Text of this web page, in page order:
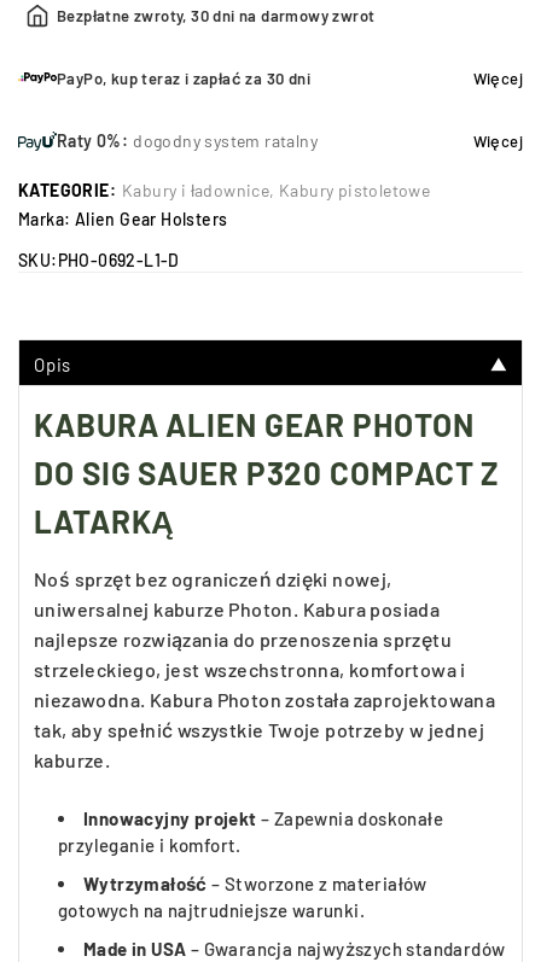
Bezpłatne zwroty, 30 dni na darmowy zwrot
PayPo, kup teraz i zapłać za 30 dni Więcej
Raty 0%: dogodny system ratalny Więcej
KATEGORIE: Kabury i ładownice, Kabury pistoletowe
Marka: Alien Gear Holsters
SKU:PHO-0692-L1-D
Opis ▼
KABURA ALIEN GEAR PHOTON
DO SIG SAUER P320 COMPACT Z
LATARKĄ
Noś sprzęt bez ograniczeń dzięki nowej,
uniwersalnej kaburze Photon. Kabura posiada
najlepsze rozwiązania do przenoszenia sprzętu
strzeleckiego, jest wszechstronna, komfortowa i
niezawodna. Kabura Photon została zaprojektowana
tak, aby spełnić wszystkie Twoje potrzeby w jednej
kaburze.
Innowacyjny projekt – Zapewnia doskonałe
przyleganie i komfort.
Wytrzymałość – Stworzone z materiałów
gotowych na najtrudniejsze warunki.
Made in USA – Gwarancja najwyższych standardów